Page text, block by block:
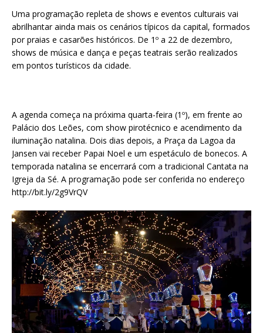
Uma programação repleta de shows e eventos culturais vai
abrilhantar ainda mais os cenários típicos da capital, formados
por praias e casarões históricos. De 1º a 22 de dezembro,
shows de música e dança e peças teatrais serão realizados
em pontos turísticos da cidade.
A agenda começa na próxima quarta-feira (1º), em frente ao
Palácio dos Leões, com show pirotécnico e acendimento da
iluminação natalina. Dois dias depois, a Praça da Lagoa da
Jansen vai receber Papai Noel e um espetáculo de bonecos. A
temporada natalina se encerrará com a tradicional Cantata na
Igreja da Sé. A programação pode ser conferida no endereço
http://bit.ly/2g9VrQV